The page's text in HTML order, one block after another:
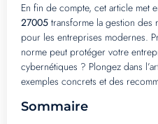
En fin de compte, cet article met
27005 transforme la gestion des
pour les entreprises modernes.
norme peut protéger votre
cybernétiques ? Plongez dans
exemples concrets et des
Sommaire